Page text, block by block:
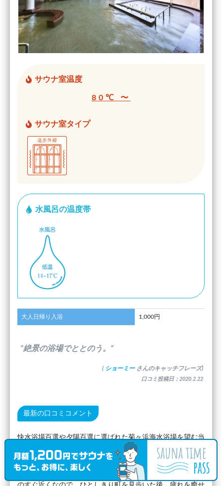
サウナ室温度
80℃ 〜
サウナ室タイプ
水風呂の温度帯
大人日帰り入浴 1,000円
”絶景の浴場でととのう。”
( ショーミー さんのキャッチフレーズ)
口コミ投稿日：2020.2.22
最新の口コミコメント
快水浴場百選や夕陽百選に選ばれた菊ヶ浜海水浴場を望む当
ホテル。日帰り入浴は２階の大浴場で、そこからも窓から砂
浜が見られます。外気浴がないのが残念ですが、遠赤外線式
のサウナで気持ちよく発汗できます。観光地である萩城下町